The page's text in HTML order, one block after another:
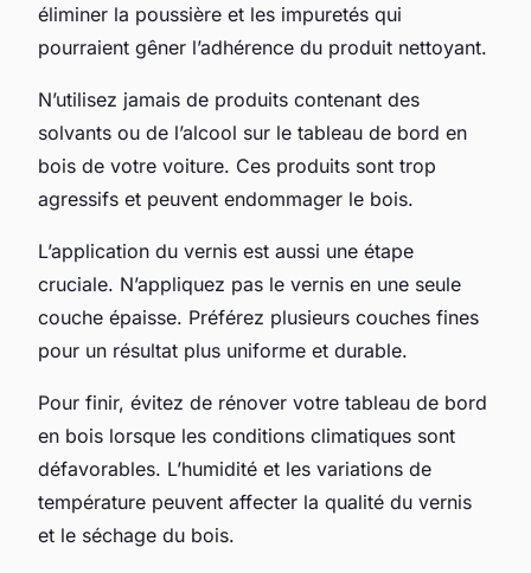
éliminer la poussière et les impuretés qui
pourraient gêner l’adhérence du produit nettoyant.
N’utilisez jamais de produits contenant des
solvants ou de l’alcool sur le tableau de bord en
bois de votre voiture. Ces produits sont trop
agressifs et peuvent endommager le bois.
L’application du vernis est aussi une étape
cruciale. N’appliquez pas le vernis en une seule
couche épaisse. Préférez plusieurs couches fines
pour un résultat plus uniforme et durable.
Pour finir, évitez de rénover votre tableau de bord
en bois lorsque les conditions climatiques sont
défavorables. L’humidité et les variations de
température peuvent affecter la qualité du vernis
et le séchage du bois.